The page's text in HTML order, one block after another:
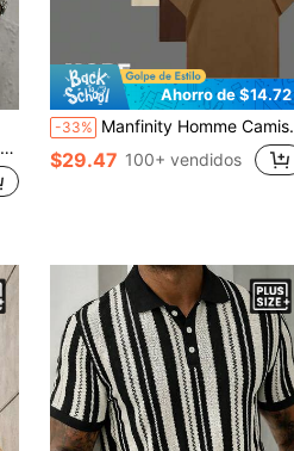
Ahorro de $14.72
-33% Manfinity Homme Camiseta básica de manga corta de cuello redondo casual de varios colores para hombres de talla grande
$29.47 100+ vendidos